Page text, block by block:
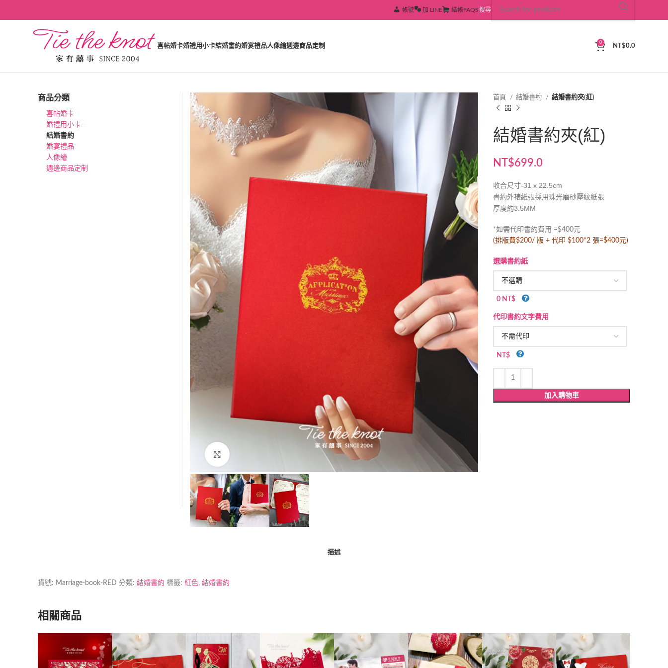
帳號 加 LINE 結帳FAQS搜尋
喜帖婚卡婚禮用小卡結婚書約婚宴禮品人像繪週邊商品定制
0
NT$0.0
首頁 結婚書約 結婚書約夾(紅)
結婚書約夾(紅)
NT$699.0
收合尺寸-31 x 22.5cm
書約外裱紙張採用珠光磨砂壓紋紙張
厚度約3.5MM
*如需代印書約費用 =$400元
(排版費$200/ 版 + 代印 $100*2 張=$400元)
選購書約紙
0 NT$
代印書約文字費用
NT$
加入購物車
商品分類
喜帖婚卡
婚禮用小卡
結婚書約
婚宴禮品
人像繪
週邊商品定制
描述
貨號: Marriage-book-RED 分類: 結婚書約 標籤: 紅色, 結婚書約
相關商品